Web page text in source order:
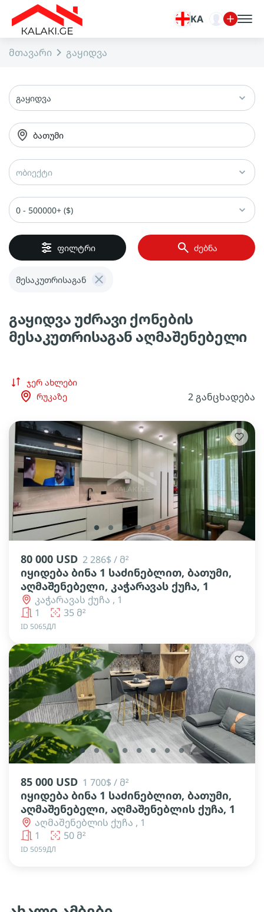
KA
მთავარი გაყიდვა
გაყიდვა
ბათუმი
ობიექტი
0 - 500000+ ($)
ფილტრი ძებნა
მესაკუთრისაგან
გაყიდვა უძრავი ქონების
მესაკუთრისაგან აღმაშენებელი
ჯერ ახლები
რუკაზე
2 განცხადება
lens lens lens lens lens lens
80 000 USD 2 286$ / მ²
იყიდება ბინა 1 საძინებლით, ბათუმი,
აღმაშენებელი, კაჭარავას ქუჩა, 1
კაჭარავას ქუჩა , 1
1
35 მ²
ID 5065ДЛ
lens lens lens lens lens lens lens lens
85 000 USD 1 700$ / მ²
იყიდება ბინა 1 საძინებლით, ბათუმი,
აღმაშენებელი, აღმაშენებლის ქუჩა, 1
აღმაშენებლის ქუჩა , 1
1
50 მ²
ID 5059ДЛ